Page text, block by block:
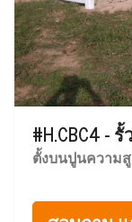
#H.CBC4 -
ตั้งบนปูนความ